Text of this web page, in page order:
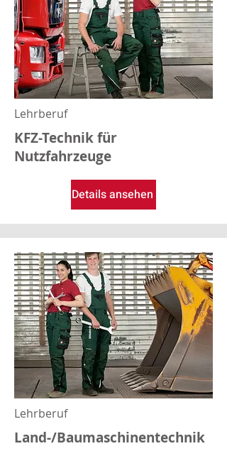
Lehrberuf
KFZ-Technik für
Nutzfahrzeuge
Details ansehen
Lehrberuf
Land-/Baumaschinentechnik